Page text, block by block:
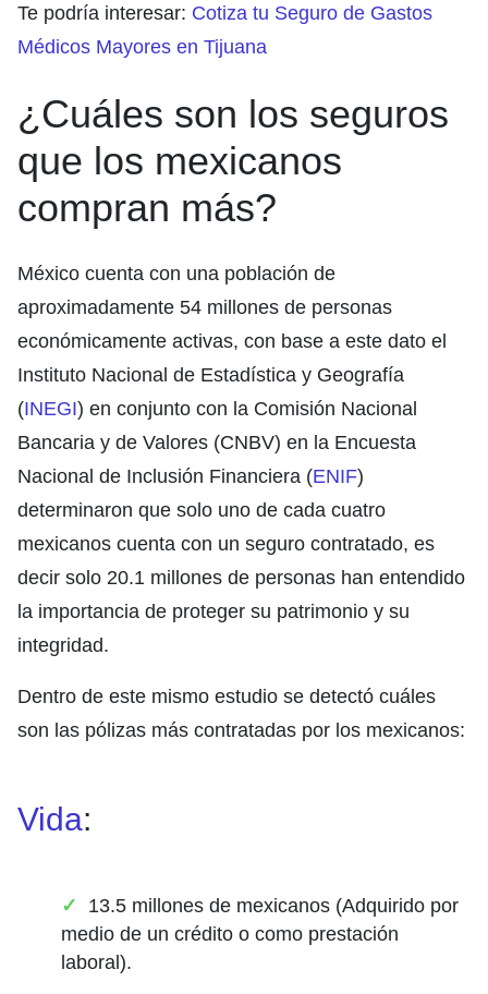
Te podría interesar: Cotiza tu Seguro de Gastos
Médicos Mayores en Tijuana
¿Cuáles son los seguros
que los mexicanos
compran más?
México cuenta con una población de
aproximadamente 54 millones de personas
económicamente activas, con base a este dato el
Instituto Nacional de Estadística y Geografía
(INEGI) en conjunto con la Comisión Nacional
Bancaria y de Valores (CNBV) en la Encuesta
Nacional de Inclusión Financiera (ENIF)
determinaron que solo uno de cada cuatro
mexicanos cuenta con un seguro contratado, es
decir solo 20.1 millones de personas han entendido
la importancia de proteger su patrimonio y su
integridad.
Dentro de este mismo estudio se detectó cuáles
son las pólizas más contratadas por los mexicanos:
Vida:
13.5 millones de mexicanos (Adquirido por
medio de un crédito o como prestación
laboral).